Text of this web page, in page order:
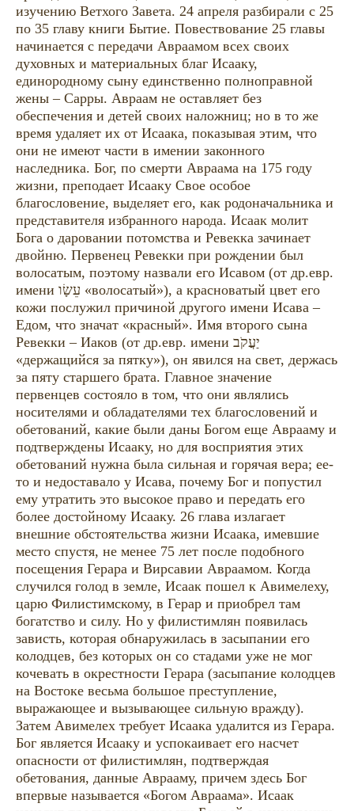
изучению Ветхого Завета. 24 апреля разбирали с 25
по 35 главу книги Бытие. Повествование 25 главы
начинается с передачи Авраамом всех своих
духовных и материальных благ Исааку,
единородному сыну единственно полноправной
жены – Сарры. Авраам не оставляет без
обеспечения и детей своих наложниц; но в то же
время удаляет их от Исаака, показывая этим, что
они не имеют части в имении законного
наследника. Бог, по смерти Авраама на 175 году
жизни, преподает Исааку Свое особое
благословение, выделяет его, как родоначальника и
представителя избранного народа. Исаак молит
Бога о даровании потомства и Ревекка зачинает
двойню. Первенец Ревекки при рождении был
волосатым, поэтому назвали его Исавом (от др.евр.
имени עֵשָׂו «волосатый»), а красноватый цвет его
кожи послужил причиной другого имени Исава –
Едом, что значат «красный». Имя второго сына
Ревекки – Иаков (от др.евр. имени יַעֲקֹב
«держащийся за пятку»), он явился на свет, держась
за пяту старшего брата. Главное значение
первенцев состояло в том, что они являлись
носителями и обладателями тех благословений и
обетований, какие были даны Богом еще Аврааму и
подтверждены Исааку, но для восприятия этих
обетований нужна была сильная и горячая вера; ее-
то и недоставало у Исава, почему Бог и попустил
ему утратить это высокое право и передать его
более достойному Исааку. 26 глава излагает
внешние обстоятельства жизни Исаака, имевшие
место спустя, не менее 75 лет после подобного
посещения Герара и Вирсавии Авраамом. Когда
случился голод в земле, Исаак пошел к Авимелеху,
царю Филистимскому, в Герар и приобрел там
богатство и силу. Но у филистимлян появилась
зависть, которая обнаружилась в засыпании его
колодцев, без которых он со стадами уже не мог
кочевать в окрестности Герара (засыпание колодцев
на Востоке весьма большое преступление,
выражающее и вызывающее сильную вражду).
Затем Авимелех требует Исаака удалится из Герара.
Бог является Исааку и успокаивает его насчет
опасности от филистимлян, подтверждая
обетования, данные Аврааму, причем здесь Бог
впервые называется «Богом Авраама». Исаак